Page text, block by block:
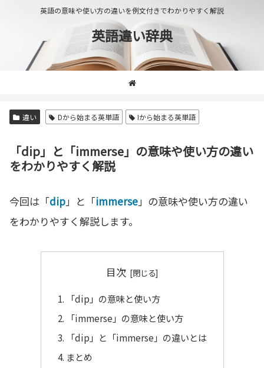
英語の意味や使い方の違いを例文付きでわかりやすく解説
英語違い辞典
違い Dから始まる英単語 Iから始まる英単語
「dip」と「immerse」の意味や使い方の違い
をわかりやすく解説
今回は「dip」と「immerse」の意味や使い方の違い
をわかりやすく解説します。
目次
「dip」の意味と使い方
「immerse」の意味と使い方
「dip」と「immerse」の違いとは
まとめ